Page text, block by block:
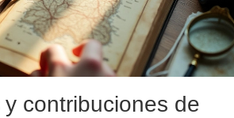
contribuciones de